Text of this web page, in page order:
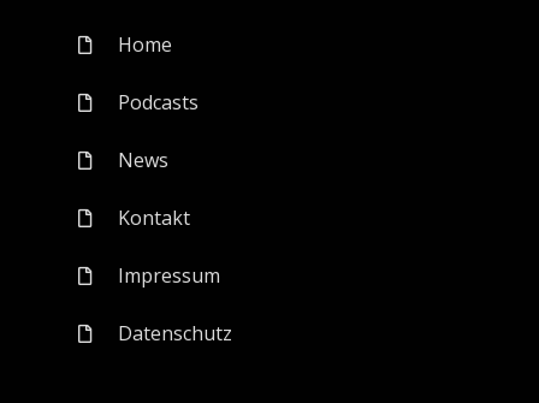
Home
Podcasts
News
Kontakt
Impressum
Datenschutz